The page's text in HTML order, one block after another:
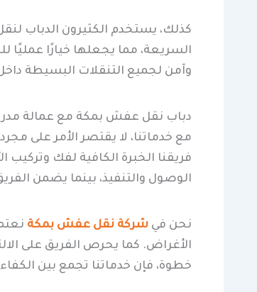
كذلك، يستخدم الكثيرون الدباب
السريعة، مما يجعلها خيارًا
وآمن لجميع التنقلات البسيطة داخل
دباب نقل عفش بمكة مع عمالة
مع خدماتنا، لا يقتصر الأمر على
فريقنا الخبرة الكافية لفك
الوصول والتنفيذ، بينما يضمن
نحن في شركة نقل عفش بمكة
الأغراض. كما يحرص الفريق على
خطوة، فإن خدماتنا تجمع بين